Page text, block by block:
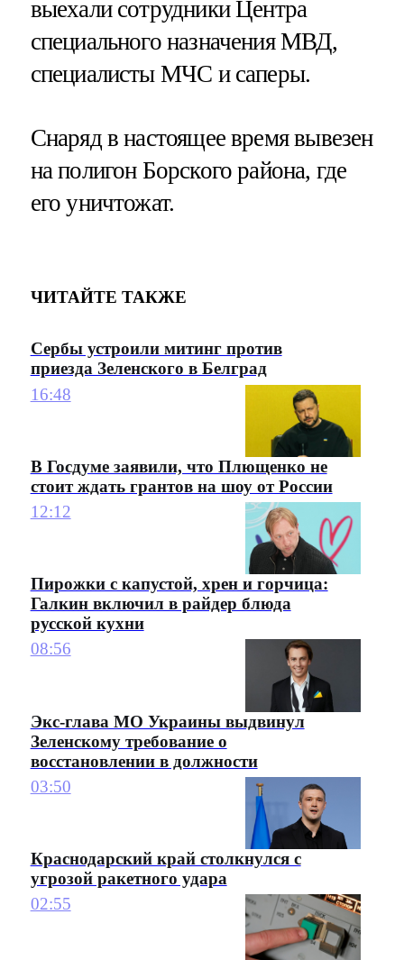
выехали сотрудники Центра
специального назначения МВД,
специалисты МЧС и саперы.
Снаряд в настоящее время вывезен
на полигон Борского района, где
его уничтожат.
ЧИТАЙТЕ ТАКЖЕ
Сербы устроили митинг против
приезда Зеленского в Белград
16:48
В Госдуме заявили, что Плющенко не
стоит ждать грантов на шоу от России
12:12
Пирожки с капустой, хрен и горчица:
Галкин включил в райдер блюда
русской кухни
08:56
Экс-глава МО Украины выдвинул
Зеленскому требование о
восстановлении в должности
03:50
Краснодарский край столкнулся с
угрозой ракетного удара
02:55